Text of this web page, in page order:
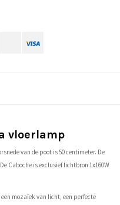
vloerlamp
van de poot is 50 centimeter. De
Caboche is exclusief lichtbron 1x160W
mozaïek van licht, een perfecte